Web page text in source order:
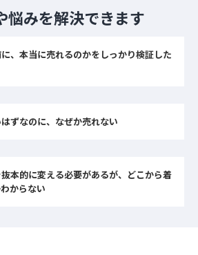
悩みを解決できます
、本当に売れるのかをしっかり検証した
ずなのに、なぜか売れない
本的に変える必要があるが、どこから着
からない